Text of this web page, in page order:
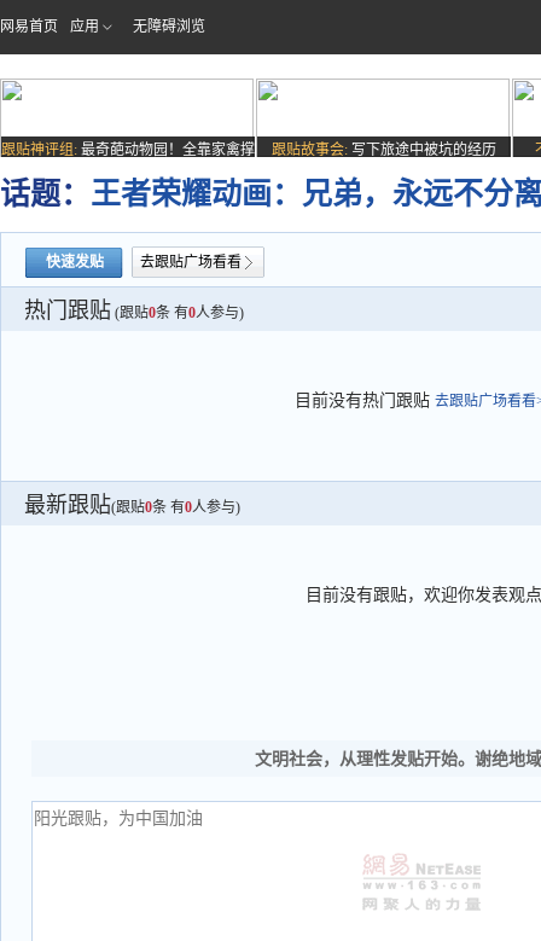
网易首页 应用 无障碍浏览
跟贴神评组: 最奇葩动物园！全靠家禽撑
场子
跟贴故事会: 写下旅途中被坑的经历
话题： 王者荣耀动画：兄弟，永远不分
快速发贴 去跟贴广场看看
热门跟贴 (跟贴0条 有0人参与)
目前没有热门跟贴 去跟贴广场看看
最新跟贴(跟贴0条 有0人参与)
目前没有跟贴，欢迎你发表观点
文明社会，从理性发贴开始。谢绝地